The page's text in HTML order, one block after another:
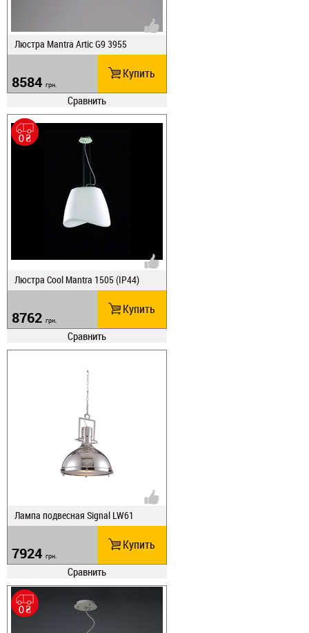
Люстра Mantra Artic G9 3955
8584 грн.
Купить
Сравнить
Люстра Cool Mantra 1505 (IP44)
8762 грн.
Купить
Сравнить
Лампа подвесная Signal LW61
7924 грн.
Купить
Сравнить